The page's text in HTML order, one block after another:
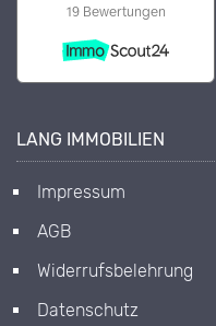
LANG IMMOBILIEN
Impressum
AGB
Widerrufsbelehrung
Datenschutz